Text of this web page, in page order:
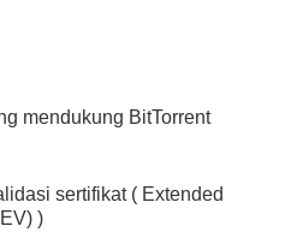
mendukung BitTorrent
sertifikat ( Extended
)